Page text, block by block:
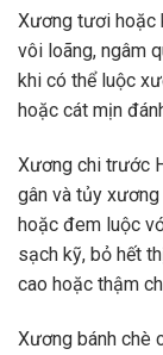
Xương tươi hoặc
vôi loãng, ngâm
khi có thể luộc
hoặc cát mịn
Xương chi trước
gân và tủy
hoặc đem luộc
sạch kỹ, bỏ hết
cao hoặc thậm
Xương bánh chè